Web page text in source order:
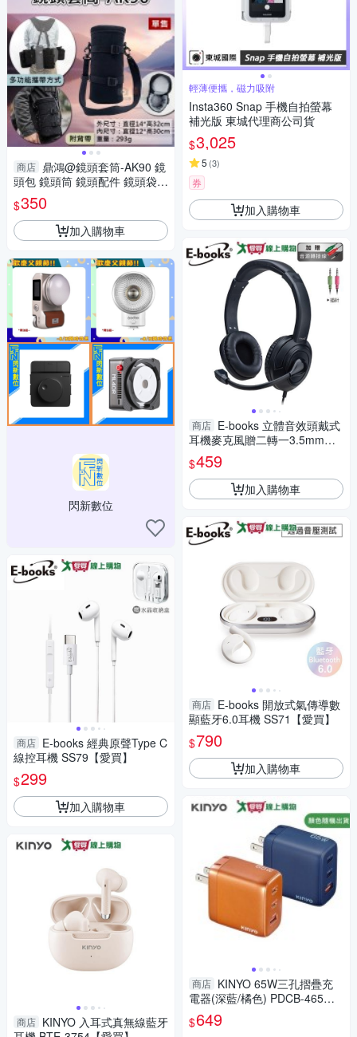
商店 鼎鴻@鏡頭套筒-AK90 鏡
頭包 鏡頭筒 鏡頭配件 鏡頭袋
雙向拉鍊 鏡頭收納包 可腰掛
$350
加入購物車
閃新數位
商店 E-books 經典原聲Type C
線控耳機 SS79【愛買】
$299
加入購物車
商店 KINYO 入耳式真無線藍牙
輕薄便攜，磁力吸附
Insta360 Snap 手機自拍螢幕
補光版 東城代理商公司貨
$3,025
5 (3)
券
加入購物車
商店 E-books 立體音效頭戴式
耳機麥克風贈二轉一3.5mm轉
接線 SS76【愛買】
$459
加入購物車
商店 E-books 開放式氣傳導數
顯藍牙6.0耳機 SS71【愛買】
$790
加入購物車
商店 KINYO 65W三孔摺疊充
電器(深藍/橘色) PDCB-465
【愛買】
$649